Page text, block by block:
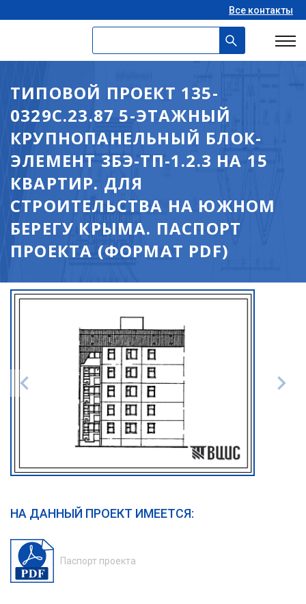
Все контакты
ТИПОВОЙ ПРОЕКТ 135-
0329С.23.87 5-ЭТАЖНЫЙ
КРУПНОПАНЕЛЬНЫЙ БЛОК-
ЭЛЕМЕНТ 3БЭ-ТП-1.2.3 НА 15
КВАРТИР. ДЛЯ
СТРОИТЕЛЬСТВА НА ЮЖНОМ
БЕРЕГУ КРЫМА. ПАСПОРТ
ПРОЕКТА (ФОРМАТ PDF)
НА ДАННЫЙ ПРОЕКТ ИМЕЕТСЯ:
Паспорт проекта